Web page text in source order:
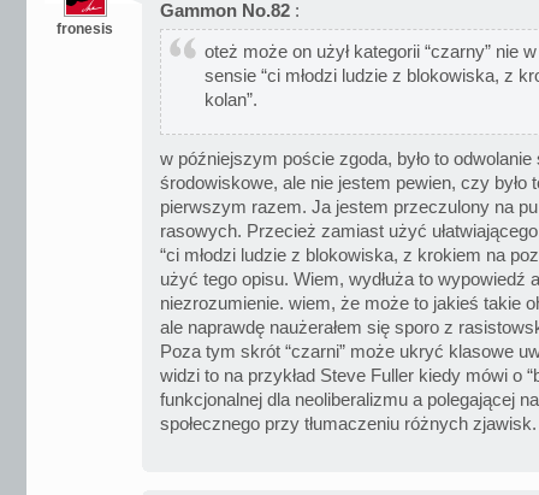
fronesis
Gammon No.82 :
oteż może on użył kategorii “czarny” nie
sensie “ci młodzi ludzie z blokowiska, z
kolan”.
w późniejszym poście zgoda, było to
środowiskowe, ale nie jestem pewien, czy było
pierwszym razem. Ja jestem przeczulony na
rasowych. Przecież zamiast użyć
“ci młodzi ludzie z blokowiska, z krokiem na
użyć tego opisu. Wiem, wydłuża to wypowiedź
niezrozumienie. wiem, że może to jakieś takie
ale naprawdę naużerałem się sporo z
Poza tym skrót “czarni” może ukryć klasowe
widzi to na przykład Steve Fuller kiedy mówi o
funkcjonalnej dla neoliberalizmu a polegającej
społecznego przy tłumaczeniu różnych zjawisk.